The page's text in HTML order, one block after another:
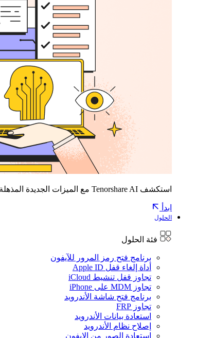
استكشف Tenorshare AI مع الميزات الجديدة المذهلة
ابدأ
الحلول
فئة الحلول
برنامج فتح رمز المرور للآيفون
أداة إلغاء قفل Apple ID
تجاوز قفل تنشيط iCloud
تجاوز MDM على iPhone
برنامج فتح شاشة الأندرويد
تجاوز FRP
استعادة بيانات الأندرويد
إصلاح نظام الأندرويد
استعادة الصور من الايفون